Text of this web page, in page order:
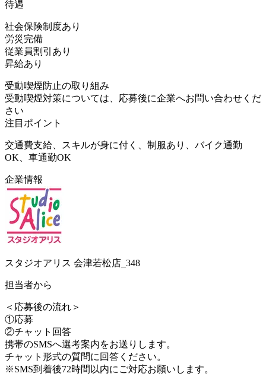
待遇
社会保険制度あり
労災完備
従業員割引あり
昇給あり
受動喫煙防止の取り組み
受動喫煙対策については、応募後に企業へお問い合わせくだ
さい
注目ポイント
交通費支給、スキルが身に付く、制服あり、バイク通勤
OK、車通勤OK
企業情報
スタジオアリス 会津若松店_348
担当者から
＜応募後の流れ＞
①応募
②チャット回答
携帯のSMSへ選考案内をお送りします。
チャット形式の質問に回答ください。
※SMS到着後72時間以内にご対応お願いします。